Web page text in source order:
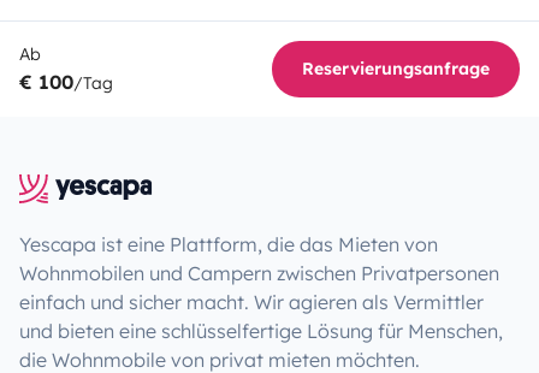
Ab
€ 100/Tag
Reservierungsanfrage
Yescapa ist eine Plattform, die das Mieten von
Wohnmobilen und Campern zwischen Privatpersonen
einfach und sicher macht. Wir agieren als Vermittler
und bieten eine schlüsselfertige Lösung für Menschen,
die Wohnmobile von privat mieten möchten.